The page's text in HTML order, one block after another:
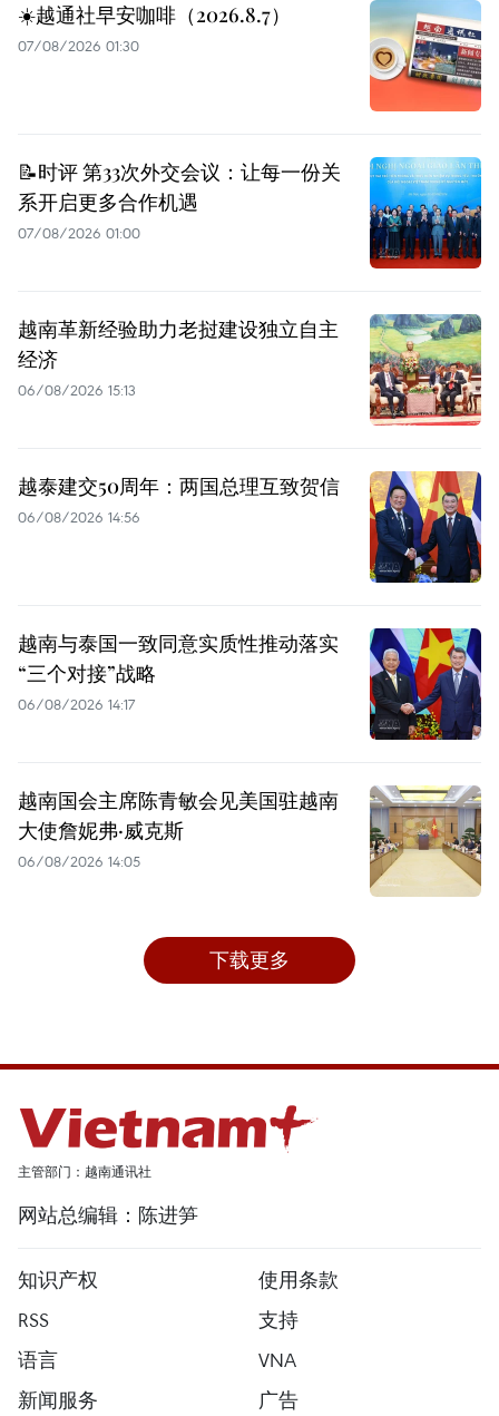
☀️越通社早安咖啡（2026.8.7）
07/08/2026 01:30
📝时评 第33次外交会议：让每一份关
系开启更多合作机遇
07/08/2026 01:00
越南革新经验助力老挝建设独立自主
经济
06/08/2026 15:13
越泰建交50周年：两国总理互致贺信
06/08/2026 14:56
越南与泰国一致同意实质性推动落实
“三个对接”战略
06/08/2026 14:17
越南国会主席陈青敏会见美国驻越南
大使詹妮弗·威克斯
06/08/2026 14:05
下载更多
主管部门：越南通讯社
网站总编辑：陈进笋
知识产权
使用条款
RSS
支持
语言
VNA
新闻服务
广告